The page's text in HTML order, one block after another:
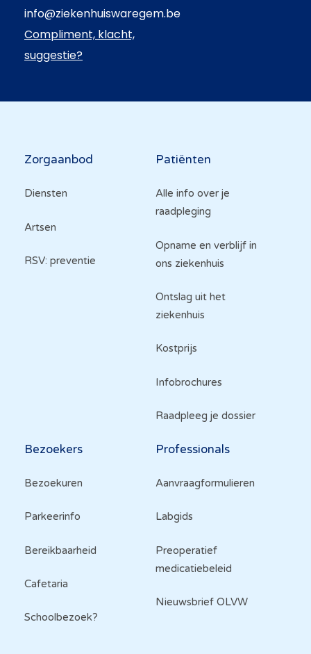
info@ziekenhuiswaregem.be
Compliment, klacht,
suggestie?
Hoofdnavigatie
Zorgaanbod
Diensten
Artsen
RSV: preventie
Patiënten
Alle info over je
raadpleging
Opname en verblijf in
ons ziekenhuis
Ontslag uit het
ziekenhuis
Kostprijs
Infobrochures
Raadpleeg je dossier
Bezoekers
Bezoekuren
Parkeerinfo
Bereikbaarheid
Cafetaria
Schoolbezoek?
Professionals
Aanvraagformulieren
Labgids
Preoperatief
medicatiebeleid
Nieuwsbrief OLVW